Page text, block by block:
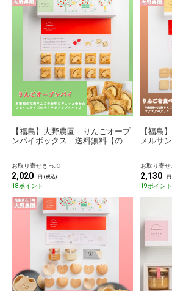
【福島】大野農園 りんごオープ
ンパイボックス 送料無料【のも
お取り寄せきっぷ
2,020 円 (税込)
18ポイント
【福島
メルサ
お取り寄
2,130
19ポイント